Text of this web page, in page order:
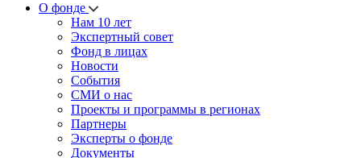
О фонде
Нам 10 лет
Экспертный совет
Фонд в лицах
Новости
События
СМИ о нас
Проекты и программы в регионах
Партнеры
Эксперты о фонде
Документы